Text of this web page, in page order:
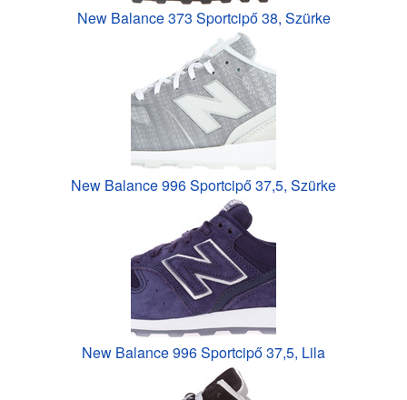
New Balance 373 Sportcipő 38, Szürke
New Balance 996 Sportcipő 37,5, Szürke
New Balance 996 Sportcipő 37,5, Lila